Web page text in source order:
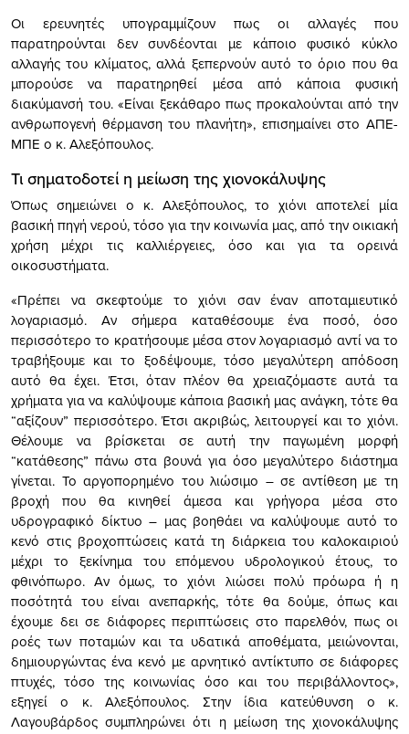
Οι ερευνητές υπογραμμίζουν πως οι αλλαγές που
παρατηρούνται δεν συνδέονται με κάποιο φυσικό κύκλο
αλλαγής του κλίματος, αλλά ξεπερνούν αυτό το όριο που θα
μπορούσε να παρατηρηθεί μέσα από κάποια φυσική
διακύμανσή του. «Είναι ξεκάθαρο πως προκαλούνται από την
ανθρωπογενή θέρμανση του πλανήτη», επισημαίνει στο ΑΠΕ-
ΜΠΕ ο κ. Αλεξόπουλος.
Τι σηματοδοτεί η μείωση της χιονοκάλυψης
Όπως σημειώνει ο κ. Αλεξόπουλος, το χιόνι αποτελεί μία
βασική πηγή νερού, τόσο για την κοινωνία μας, από την οικιακή
χρήση μέχρι τις καλλιέργειες, όσο και για τα ορεινά
οικοσυστήματα.
«Πρέπει να σκεφτούμε το χιόνι σαν έναν αποταμιευτικό
λογαριασμό. Αν σήμερα καταθέσουμε ένα ποσό, όσο
περισσότερο το κρατήσουμε μέσα στον λογαριασμό αντί να το
τραβήξουμε και το ξοδέψουμε, τόσο μεγαλύτερη απόδοση
αυτό θα έχει. Έτσι, όταν πλέον θα χρειαζόμαστε αυτά τα
χρήματα για να καλύψουμε κάποια βασική μας ανάγκη, τότε θα
“αξίζουν” περισσότερο. Έτσι ακριβώς, λειτουργεί και το χιόνι.
Θέλουμε να βρίσκεται σε αυτή την παγωμένη μορφή
“κατάθεσης” πάνω στα βουνά για όσο μεγαλύτερο διάστημα
γίνεται. Το αργοπορημένο του λιώσιμο – σε αντίθεση με τη
βροχή που θα κινηθεί άμεσα και γρήγορα μέσα στο
υδρογραφικό δίκτυο – μας βοηθάει να καλύψουμε αυτό το
κενό στις βροχοπτώσεις κατά τη διάρκεια του καλοκαιριού
μέχρι το ξεκίνημα του επόμενου υδρολογικού έτους, το
φθινόπωρο. Αν όμως, το χιόνι λιώσει πολύ πρόωρα ή η
ποσότητά του είναι ανεπαρκής, τότε θα δούμε, όπως και
έχουμε δει σε διάφορες περιπτώσεις στο παρελθόν, πως οι
ροές των ποταμών και τα υδατικά αποθέματα, μειώνονται,
δημιουργώντας ένα κενό με αρνητικό αντίκτυπο σε διάφορες
πτυχές, τόσο της κοινωνίας όσο και του περιβάλλοντος»,
εξηγεί ο κ. Αλεξόπουλος. Στην ίδια κατεύθυνση ο κ.
Λαγουβάρδος συμπληρώνει ότι η μείωση της χιονοκάλυψης